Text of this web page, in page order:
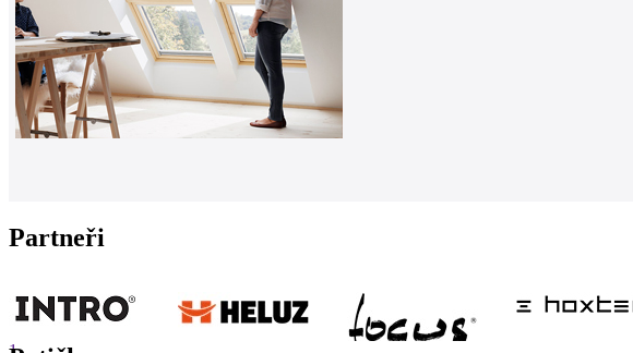
Partneři